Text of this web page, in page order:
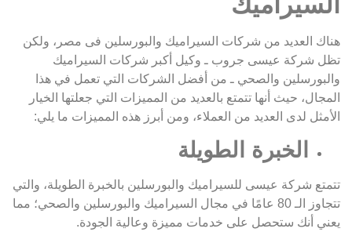
هناك العديد من شركات السيراميك والبورسلين فى مصر، ولكن
تظل شركة عيسى جروب ـ وكيل أكبر شركات السيراميك
والبورسلين والصحي ـ من أفضل الشركات التي تعمل في هذا
المجال، حيث أنها تتمتع بالعديد من المميزات التي جعلتها الخيار
الأمثل لدى العديد من العملاء، ومن أبرز هذه المميزات ما يلي:
الخبرة الطويلة
تتمتع شركة عيسى للسيراميك والبورسلين بالخبرة الطويلة، والتي
تتجاوز الـ 80 عامًا في مجال السيراميك والبورسلين والصحي؛ مما
يعني أنك ستحصل على خدمات مميزة وعالية الجودة.